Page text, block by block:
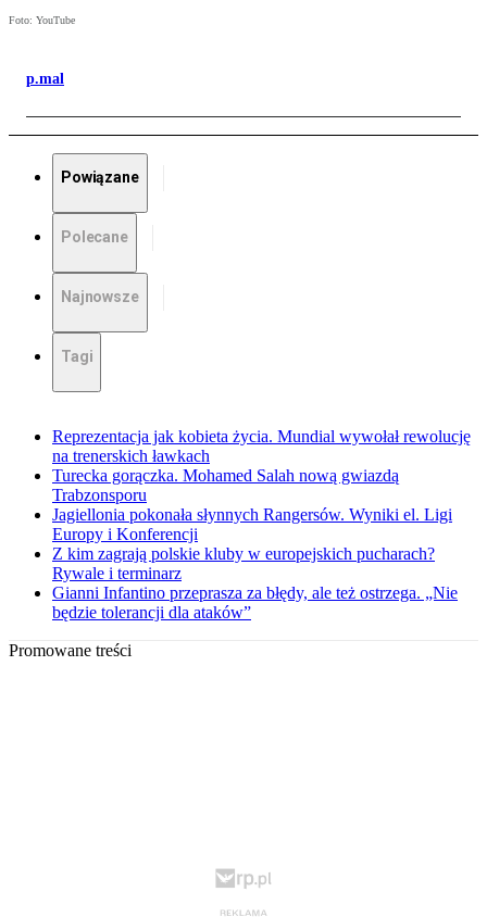
Foto: YouTube
p.mal
Powiązane
Polecane
Najnowsze
Tagi
Reprezentacja jak kobieta życia. Mundial wywołał rewolucję
na trenerskich ławkach
Turecka gorączka. Mohamed Salah nową gwiazdą
Trabzonsporu
Jagiellonia pokonała słynnych Rangersów. Wyniki el. Ligi
Europy i Konferencji
Z kim zagrają polskie kluby w europejskich pucharach?
Rywale i terminarz
Gianni Infantino przeprasza za błędy, ale też ostrzega. „Nie
będzie tolerancji dla ataków”
Promowane treści